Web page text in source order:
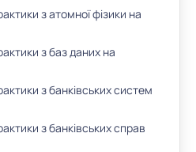
з атомної фізики на
з баз даних на
з банківських систем
з банківських справ